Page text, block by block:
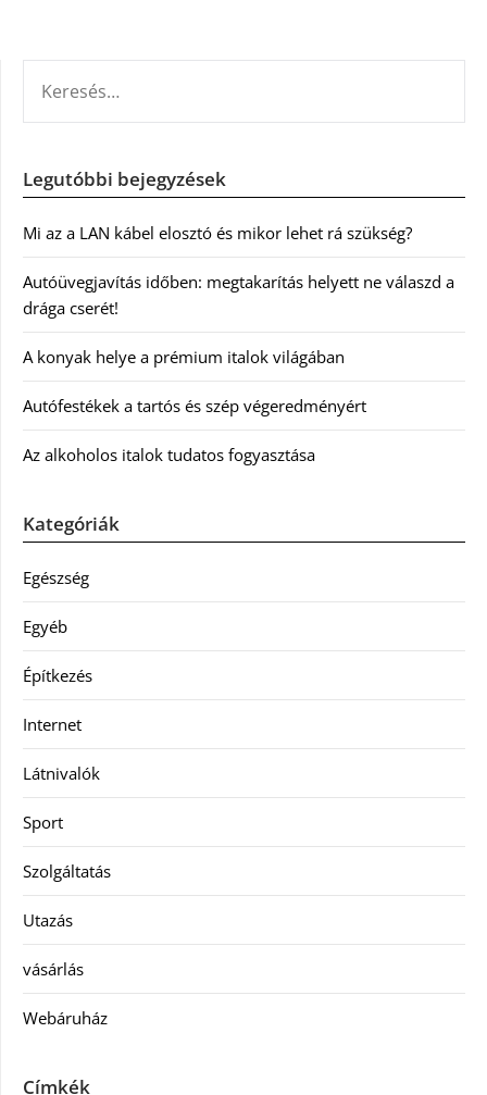
Legutóbbi bejegyzések
Mi az a LAN kábel elosztó és mikor lehet rá szükség?
Autóüvegjavítás időben: megtakarítás helyett ne válaszd a
drága cserét!
A konyak helye a prémium italok világában
Autófestékek a tartós és szép végeredményért
Az alkoholos italok tudatos fogyasztása
Kategóriák
Egészség
Egyéb
Építkezés
Internet
Látnivalók
Sport
Szolgáltatás
Utazás
vásárlás
Webáruház
Címkék